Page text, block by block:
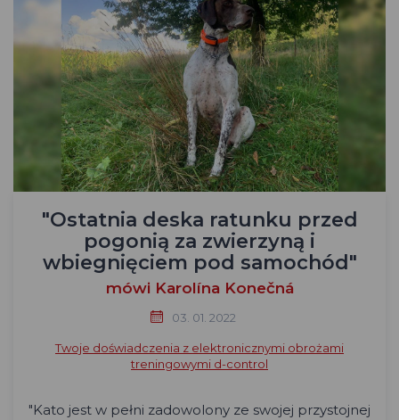
"Ostatnia deska ratunku przed
pogonią za zwierzyną i
wbiegnięciem pod samochód"
mówi Karolína Konečná
03. 01. 2022
Twoje doświadczenia z elektronicznymi obrożami
treningowymi d-control
"Kato jest w pełni zadowolony ze swojej przystojnej